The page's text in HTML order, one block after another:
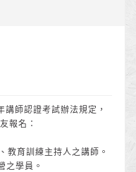
師認證考試辦法規定，
報名：
教育訓練主持人之講師。
之學員。